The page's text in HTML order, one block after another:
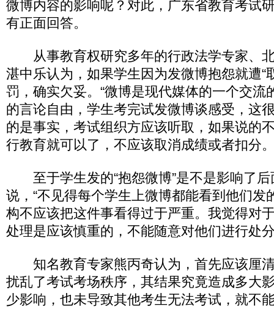
微博内容的影响呢？对此，广东省教育考试
有正面回答。
从事教育权研究多年的行政法学专家、
湛中乐认为，如果学生因为发微博抱怨就遭“
罚，确实欠妥。“微博是现代媒体的一个交流
的言论自由，学生考完试发微博谈感受，这
的是事实，考试组织方应该听取，如果说的
行教育就可以了，不应该取消成绩或者扣分
至于学生发的“抱怨微博”是不是影响了后
说，“不见得每个学生上微博都能看到他们发
构不应该把这件事看得过于严重。我觉得对
处理是应该慎重的，不能随意对他们进行处
知名教育专家熊丙奇认为，首先应该厘
扰乱了考试考场秩序，其结果究竟造成多大
少影响，也未导致其他考生无法考试，就不